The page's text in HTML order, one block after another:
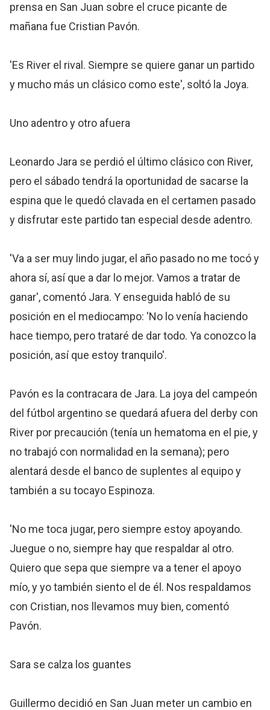
prensa en San Juan sobre el cruce picante de
mañana fue Cristian Pavón.
'Es River el rival. Siempre se quiere ganar un partido
y mucho más un clásico como este', soltó la Joya.
Uno adentro y otro afuera
Leonardo Jara se perdió el último clásico con River,
pero el sábado tendrá la oportunidad de sacarse la
espina que le quedó clavada en el certamen pasado
y disfrutar este partido tan especial desde adentro.
'Va a ser muy lindo jugar, el año pasado no me tocó y
ahora sí, así que a dar lo mejor. Vamos a tratar de
ganar', comentó Jara. Y enseguida habló de su
posición en el mediocampo: 'No lo venía haciendo
hace tiempo, pero trataré de dar todo. Ya conozco la
posición, así que estoy tranquilo'.
Pavón es la contracara de Jara. La joya del campeón
del fútbol argentino se quedará afuera del derby con
River por precaución (tenía un hematoma en el pie, y
no trabajó con normalidad en la semana); pero
alentará desde el banco de suplentes al equipo y
también a su tocayo Espinoza.
'No me toca jugar, pero siempre estoy apoyando.
Juegue o no, siempre hay que respaldar al otro.
Quiero que sepa que siempre va a tener el apoyo
mío, y yo también siento el de él. Nos respaldamos
con Cristian, nos llevamos muy bien, comentó
Pavón.
Sara se calza los guantes
Guillermo decidió en San Juan meter un cambio en